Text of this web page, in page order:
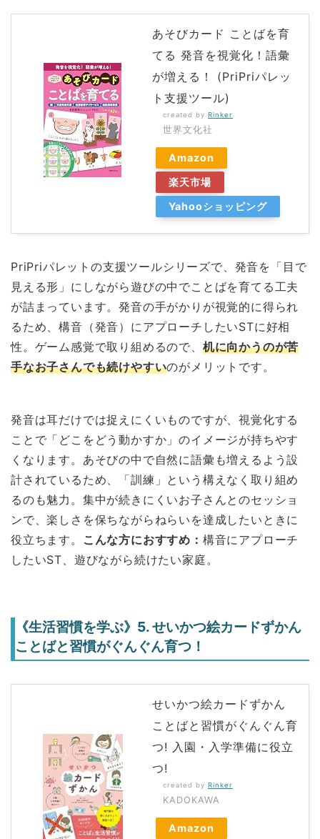
あそびカード ことばを育
てる 発音を視覚化！語彙
が増える！ (PriPriパレッ
ト支援ツール)
created by Rinker
世界文化社
Amazon
楽天市場
Yahooショッピング
PriPriパレットの支援ツールシリーズで、発音を「目で
見える形」にしながら遊びの中でことばを育てる工夫
が詰まっています。発音の手がかりが視覚的に得られ
るため、構音（発音）にアプローチしたいSTに好相
性。ゲーム感覚で取り組めるので、 机に向かうのが苦
手なお子さんでも続けやすいのがメリットです。
発音は耳だけでは捉えにくいものですが、視覚化する
ことで「どこをどう動かすか」のイメージが持ちやす
くなります。あそびの中で自然に語彙も増えるよう設
計されているため、「訓練」という構えなく取り組め
るのも魅力。集中が続きにくいお子さんとのセッショ
ンで、楽しさを保ちながらねらいを達成したいときに
役立ちます。
こんな方におすすめ： 構音にアプローチ
したいST、遊びながら続けたい家庭。
《生活習慣を学ぶ》5. せいかつ絵カードずかん
ことばと習慣がぐんぐん育つ！
せいかつ絵カードずかん
ことばと習慣がぐんぐん育
つ! 入園・入学準備に役立
つ!
created by Rinker
KADOKAWA
Amazon